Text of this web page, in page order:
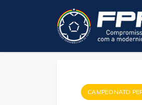
CAMPEONATO